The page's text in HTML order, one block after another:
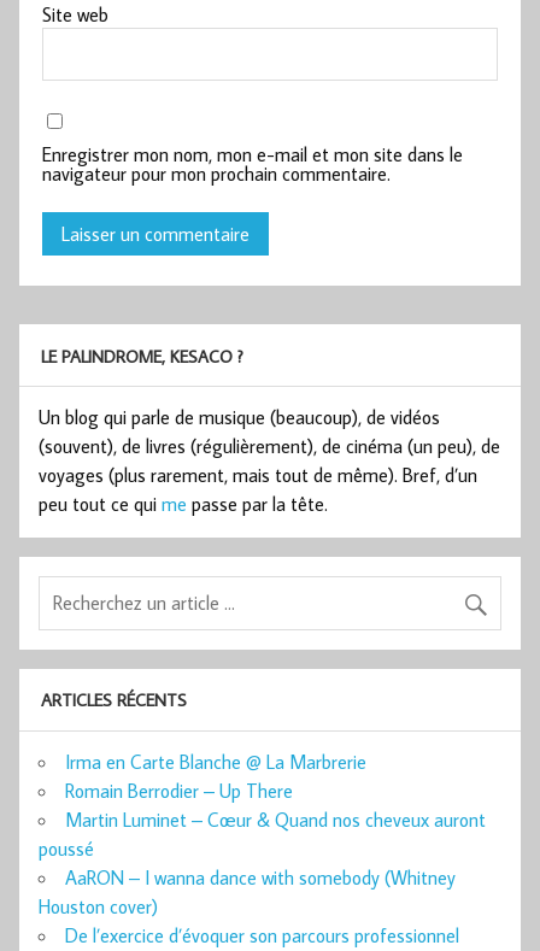
Site web
Enregistrer mon nom, mon e-mail et mon site dans le
navigateur pour mon prochain commentaire.
LE PALINDROME, KESACO ?
Un blog qui parle de musique (beaucoup), de vidéos
(souvent), de livres (régulièrement), de cinéma (un peu), de
voyages (plus rarement, mais tout de même). Bref, d’un
peu tout ce qui me passe par la tête.
ARTICLES RÉCENTS
Irma en Carte Blanche @ La Marbrerie
Romain Berrodier – Up There
Martin Luminet – Cœur & Quand nos cheveux auront
poussé
AaRON – I wanna dance with somebody (Whitney
Houston cover)
De l’exercice d’évoquer son parcours professionnel